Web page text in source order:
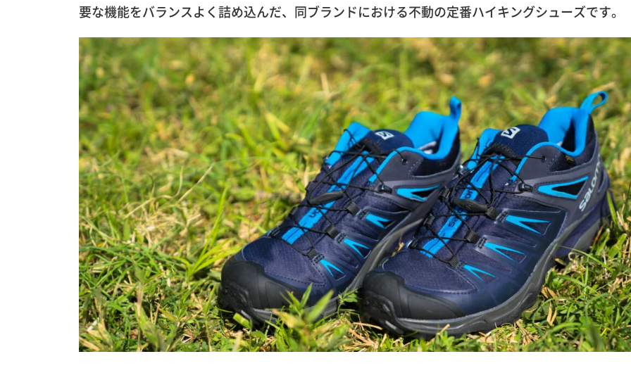
要な機能をバランスよく詰め込んだ、同ブランドにおける不動の定番ハイキングシューズです。